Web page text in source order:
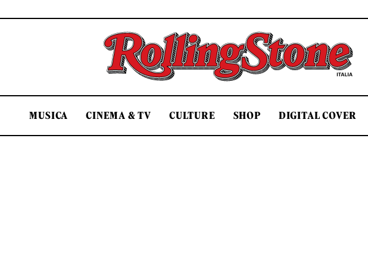
Rolling Stone Italia
MUSICA CINEMA & TV CULTURE SHOP DIGITAL COVER